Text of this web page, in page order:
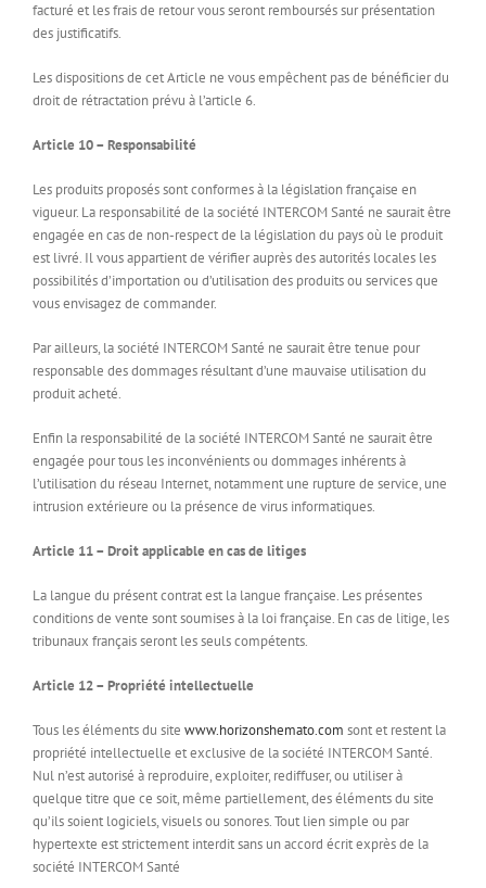
facturé et les frais de retour vous seront remboursés sur présentation
des justificatifs.
Les dispositions de cet Article ne vous empêchent pas de bénéficier du
droit de rétractation prévu à l’article 6.
Article 10 – Responsabilité
Les produits proposés sont conformes à la législation française en
vigueur. La responsabilité de la société INTERCOM Santé ne saurait être
engagée en cas de non-respect de la législation du pays où le produit
est livré. Il vous appartient de vérifier auprès des autorités locales les
possibilités d’importation ou d’utilisation des produits ou services que
vous envisagez de commander.
Par ailleurs, la société INTERCOM Santé ne saurait être tenue pour
responsable des dommages résultant d’une mauvaise utilisation du
produit acheté.
Enfin la responsabilité de la société INTERCOM Santé ne saurait être
engagée pour tous les inconvénients ou dommages inhérents à
l’utilisation du réseau Internet, notamment une rupture de service, une
intrusion extérieure ou la présence de virus informatiques.
Article 11 – Droit applicable en cas de litiges
La langue du présent contrat est la langue française. Les présentes
conditions de vente sont soumises à la loi française. En cas de litige, les
tribunaux français seront les seuls compétents.
Article 12 – Propriété intellectuelle
Tous les éléments du site www.horizonshemato.com sont et restent la
propriété intellectuelle et exclusive de la société INTERCOM Santé.
Nul n’est autorisé à reproduire, exploiter, rediffuser, ou utiliser à
quelque titre que ce soit, même partiellement, des éléments du site
qu’ils soient logiciels, visuels ou sonores. Tout lien simple ou par
hypertexte est strictement interdit sans un accord écrit exprès de la
société INTERCOM Santé